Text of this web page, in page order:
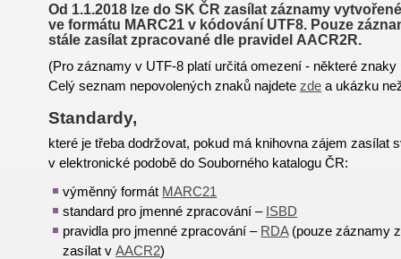
Od 1.1.2018 lze do SK ČR zasílat záznamy
ve formátu MARC21 v kódování UTF8. Pouze
stále zasílat zpracované dle pravidel AACR2R.
(Pro záznamy v UTF-8 platí určitá omezení - některé znaky
Celý seznam nepovolených znaků najdetezde a ukázku
Standardy,
které je třeba dodržovat, pokud má knihovna zájem zasílat
v elektronické podobě do Souborného katalogu ČR:
výměnný formát MARC21
standard pro jmenné zpracování – ISBD
pravidla pro jmenné zpracování – RDA(pouze záznamy
zasílat vAACR2)